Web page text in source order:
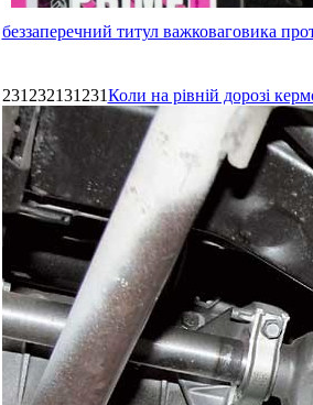
беззаперечний титул важковаговика
231232131231Коли на рівній дорозі